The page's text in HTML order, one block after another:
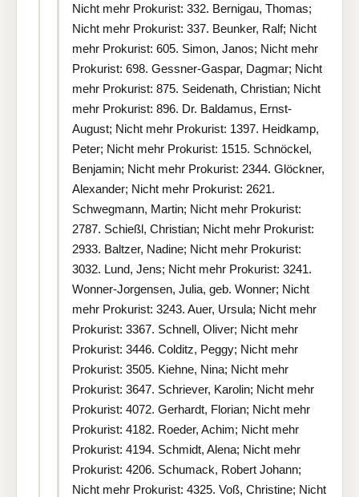
Nicht mehr Prokurist: 332. Bernigau, Thomas;
Nicht mehr Prokurist: 337. Beunker, Ralf; Nicht
mehr Prokurist: 605. Simon, Janos; Nicht mehr
Prokurist: 698. Gessner-Gaspar, Dagmar; Nicht
mehr Prokurist: 875. Seidenath, Christian; Nicht
mehr Prokurist: 896. Dr. Baldamus, Ernst-
August; Nicht mehr Prokurist: 1397. Heidkamp,
Peter; Nicht mehr Prokurist: 1515. Schnöckel,
Benjamin; Nicht mehr Prokurist: 2344. Glöckner,
Alexander; Nicht mehr Prokurist: 2621.
Schwegmann, Martin; Nicht mehr Prokurist:
2787. Schießl, Christian; Nicht mehr Prokurist:
2933. Baltzer, Nadine; Nicht mehr Prokurist:
3032. Lund, Jens; Nicht mehr Prokurist: 3241.
Wonner-Jorgensen, Julia, geb. Wonner; Nicht
mehr Prokurist: 3243. Auer, Ursula; Nicht mehr
Prokurist: 3367. Schnell, Oliver; Nicht mehr
Prokurist: 3446. Colditz, Peggy; Nicht mehr
Prokurist: 3505. Kiehne, Nina; Nicht mehr
Prokurist: 3647. Schriever, Karolin; Nicht mehr
Prokurist: 4072. Gerhardt, Florian; Nicht mehr
Prokurist: 4182. Roeder, Achim; Nicht mehr
Prokurist: 4194. Schmidt, Alena; Nicht mehr
Prokurist: 4206. Schumack, Robert Johann;
Nicht mehr Prokurist: 4325. Voß, Christine; Nicht